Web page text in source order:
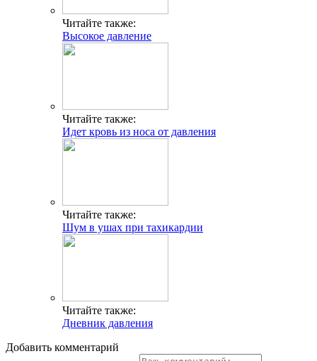
Читайте также:
Высокое давление
Читайте также:
Идет кровь из носа от давления
Читайте также:
Шум в ушах при тахикардии
Читайте также:
Дневник давления
Добавить комментарий